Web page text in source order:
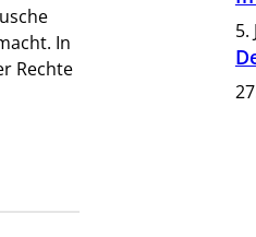
In
Rechte
5.